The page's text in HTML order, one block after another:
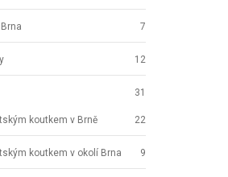
7
12
31
koutkem v Brně 22
koutkem v okolí Brna 9